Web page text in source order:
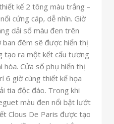
kế 2 tông màu trắng –
cứng cáp, dễ nhìn. Giờ
dải số màu đen trên
đêm sẽ được hiển thị
tạo ra một kết cấu tương
hòa. Cửa sổ phụ hiển thị
6 giờ cùng thiết kế họa
tia độc đáo. Trong khi
màu đen nổi bật lướt
Clous De Paris được tạo